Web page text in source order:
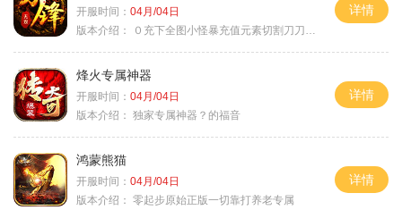
开服时间： 04月/04日
版本介绍：
０充下全图小怪暴充值元素切割刀刀极品
详情
烽火专属神器
开服时间： 04月/04日
版本介绍： 独家专属神器？的福音
详情
鸿蒙熊猫
开服时间： 04月/04日
版本介绍： 零起步原始正版一切靠打养老专属
详情